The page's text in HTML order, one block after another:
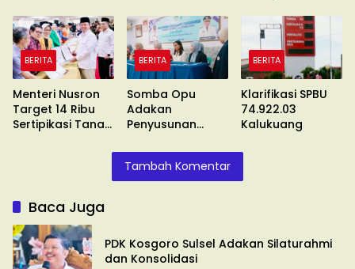
Wafat
BERITA
Menteri Nusron
Target 14 Ribu
Sertipikasi Tanah
BERITA
Somba Opu
Adakan
Penyusunan
Pelayanan
BERITA
Klarifikasi SPBU
74.922.03
Kalukuang
Tambah Komentar
Baca Juga
PDK Kosgoro Sulsel Adakan Silaturahmi
dan Konsolidasi